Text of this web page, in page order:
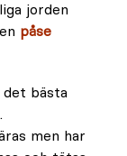
jorden
påse
bästa
men har